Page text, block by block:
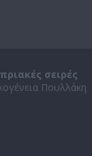
σειρές
Πουλλάκη